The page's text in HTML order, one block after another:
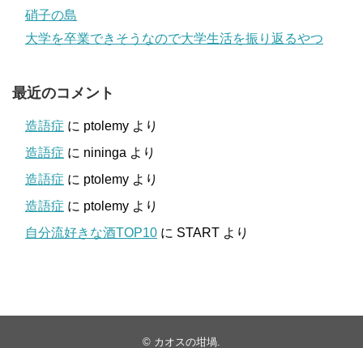
硝子の島
大学を卒業できそうなので大学生活を振り返るやつ
最近のコメント
造語症 に ptolemy より
造語症 に nininga より
造語症 に ptolemy より
造語症 に ptolemy より
自分流好きな酒TOP10 に START より
© カオスの坩堝.